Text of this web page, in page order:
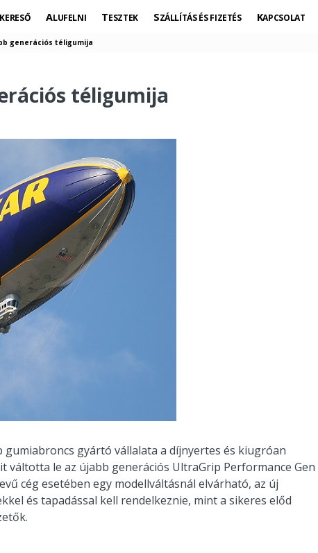
ALUFELNI TESZTEK SZÁLLÍTÁS ÉS FIZETÉS KAPCSOLAT
generációs téligumija
téligumija
gumiabroncs gyártó vállalata a díjnyertes és kiugróan
váltotta le az újabb generációs UltraGrip Performance Gen
cég esetében egy modellváltásnál elvárható, az új
és tapadással kell rendelkeznie, mint a sikeres előd